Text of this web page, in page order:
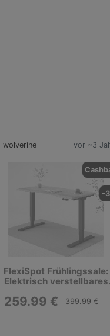
wolverine vor ~3
-
FlexiSpot Frühlingssale:
Elektrisch verstellbares
259.99 € 399.99 €